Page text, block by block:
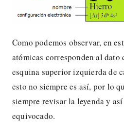
Como podemos observar, en
atómicas corresponden al dato
esquina superior izquierda de
esto no siempre es así, por lo
siempre revisar la leyenda y
equivocado.